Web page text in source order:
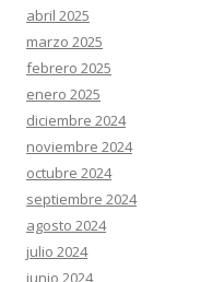
abril 2025
marzo 2025
febrero 2025
enero 2025
diciembre 2024
noviembre 2024
octubre 2024
septiembre 2024
agosto 2024
julio 2024
junio 2024